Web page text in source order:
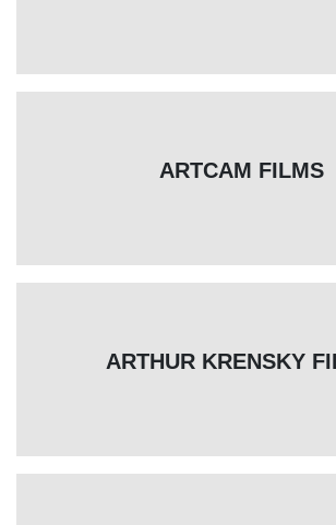
ARTCAM FILMS
ARTHUR KRENSKY